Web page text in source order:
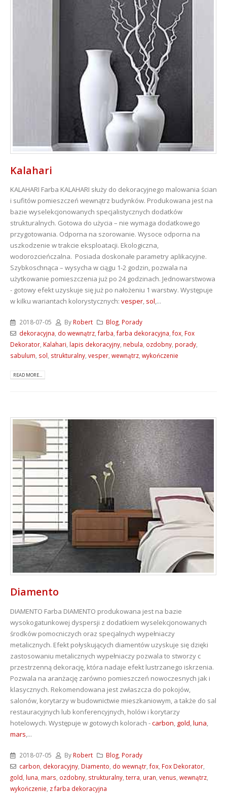
Kalahari
KALAHARI Farba KALAHARI służy do dekoracyjnego malowania ścian
i sufitów pomieszczeń wewnątrz budynków. Produkowana jest na
bazie wyselekcjonowanych specjalistycznych dodatków
strukturalnych. Gotowa do użycia – nie wymaga dodatkowego
przygotowania. Odporna na szorowanie. Wysoce odporna na
uszkodzenie w trakcie eksploatacji. Ekologiczna,
wodorozcieńczalna. Posiada doskonałe parametry aplikacyjne.
Szybkoschnąca – wysycha w ciągu 1-2 godzin, pozwala na
użytkowanie pomieszczenia już po 24 godzinach. Jednowarstwowa
- gotowy efekt uzyskuje się już po nałożeniu 1 warstwy. Występuje
w kilku wariantach kolorystycznych: vesper, sol,...
2018-07-05 By Robert Blog Porady
dekoracyjna do wewnątrz, farba farba dekoracyjna fox, Fox
Dekorator Kalahari lapis dekoracyjny nebula ozdobny porady
sabulum sol strukturalny vesper wewnątrz wykończenie
READ MORE...
Diamento
DIAMENTO Farba DIAMENTO produkowana jest na bazie
wysokogatunkowej dyspersji z dodatkiem wyselekcjonowanych
środków pomocniczych oraz specjalnych wypełniaczy
metalicznych. Efekt połyskujących diamentów uzyskuje się dzięki
zastosowaniu metalicznych wypełniaczy pozwala to stworzy c
przestrzenną dekorację, która nadaje efekt lustrzanego iskrzenia.
Pozwala na aranżację zarówno pomieszczeń nowoczesnych jak i
klasycznych. Rekomendowana jest zwłaszcza do pokojów,
salonów, korytarzy w budownictwie mieszkaniowym, a także do sal
restauracyjnych lub konferencyjnych, holów i korytarzy
hotelowych. Występuje w gotowych kolorach -carbon, gold,luna,
mars,...
2018-07-05 By Robert Blog Porady
carbon dekoracyjny, Diamento do wewnątr, fox, Fox Dekorator,
gold luna mars ozdobny strukturalny terra uran venus wewnątrz
wykończenie z farba dekoracyjna